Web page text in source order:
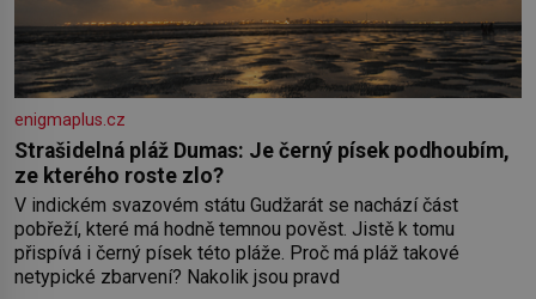
enigmaplus.cz
Strašidelná pláž Dumas: Je černý písek podhoubím,
ze kterého roste zlo?
V indickém svazovém státu Gudžarát se nachází část
pobřeží, které má hodně temnou pověst. Jistě k tomu
přispívá i černý písek této pláže. Proč má pláž takové
netypické zbarvení? Nakolik jsou pravd